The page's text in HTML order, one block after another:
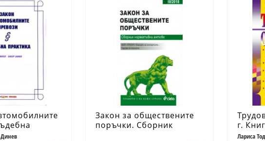
Динев
Закон за обществените
поръчки. Сборник
г.
Лариса